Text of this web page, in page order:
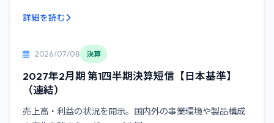
詳細を読む
2026/07/08 決算
2027年2月期 第1四半期決算短信【日本基準】
（連結）
売上高・利益の状況を開示。国内外の事業環境や製品構成